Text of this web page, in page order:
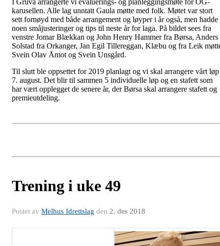
I Gruva arrangerte vi evaluerings- og planleggingsmøte for OG-
karusellen. Alle lag unntatt Gaula møtte med folk. Møtet var stort
sett fornøyd med både arrangement og løyper i år også, men hadde
noen småjusteringer og tips til neste år for laga. På bildet sees fra
venstre Jomar Blækkan og John Henry Hammer fra Børsa, Anders
Solstad fra Orkanger, Jan Egil Tillereggan, Klæbu og fra Leik
Svein Olav Åmot og Svein Unsgård.
Til slutt ble oppsettet for 2019 planlagt og vi skal arrangere vårt løp
7. august. Det blir til sammen 5 individuelle løp og en stafett som
har vært opplegget de senere år, der Børsa skal arrangere stafett og
premieutdeling.
Trening i uke 49
Postet av Melhus Idrettslag den 2. des 2018